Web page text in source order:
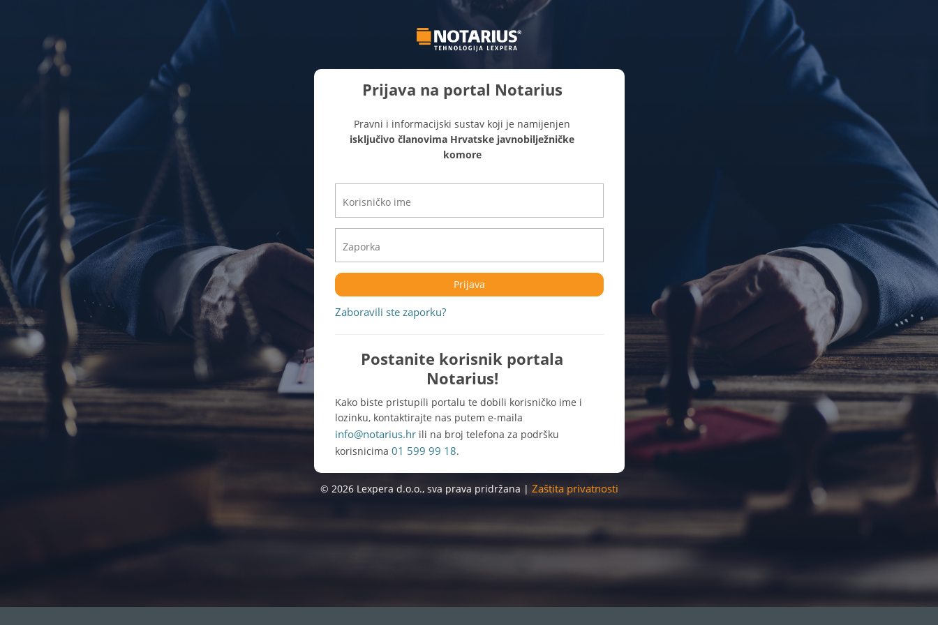
Prijava na portal Notarius
Pravni i informacijski sustav koji je namijenjen
isključivo članovima Hrvatske javnobilježničke
komore
Prijava
Zaboravili ste zaporku?
Postanite korisnik portala
Notarius!
Kako biste pristupili portalu te dobili korisničko ime i
lozinku, kontaktirajte nas putem e-maila
info@notarius.hrili na broj telefona za podršku
korisnicima 01 599 99 18.
© 2026 Lexpera d.o.o., sva prava pridržana | Zaštita privatnosti